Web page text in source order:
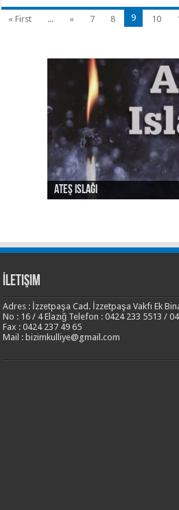
« First ... « 7 8 9 10
Ateş Islağı
Ses ve Yaz
Şehrin Eylül Tarafı
Sılası Türkçe
Yalnızlık Risalesi
İletişim
Adres : İzzetpaşa Cad. İzzetpaşa Vakfı Ek
No : 16 / 4 Elazığ Telefon : 0424 233 5513 /
Fax : 0424 237 49 65
Mail : bizimkulliye@gmail.com